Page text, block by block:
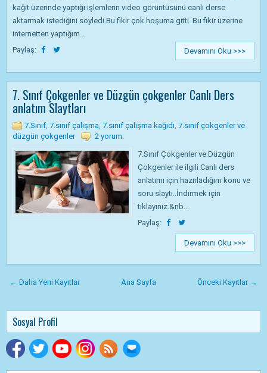
kağıt üzerinde yaptığı işlemlerin video görüntüsünü canlı derse
aktarmak istediğini söyledi.Bu fikir çok hoşuma gitti. Bu fikir üzerine
internetten yaptığım...
Paylaş:
Devamını Oku >>>
7. Sınıf Çokgenler ve Düzgün çokgenler Canlı Ders
anlatım Slaytları
7.Sınıf, 7.sınıf çalışma, 7.sınıf çalışma kağıdı, 7.sınıf çokgenler ve
düzgün çokgenler
2 yorum:
7.Sınıf Çokgenler ve Düzgün
Çokgenler ile ilgili Canlı ders
anlatımı için hazırladığım konu ve
soru slaytı..İndirmek için
tıklayınız.&nb...
Paylaş:
Devamını Oku >>>
← Daha Yeni Kayıtlar Önceki Kayıtlar →
Ana Sayfa
Sosyal Profil